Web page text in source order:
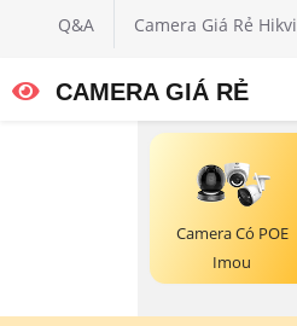
Q&A Camera Giá Rẻ
CAMERA GIÁ RẺ
Camera Có POE
Imou